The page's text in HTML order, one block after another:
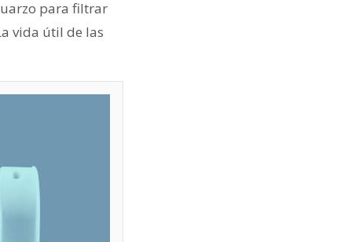
para filtrar
vida útil de las